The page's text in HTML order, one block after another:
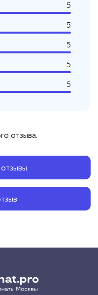
отзыва.
5
5
5
5
5